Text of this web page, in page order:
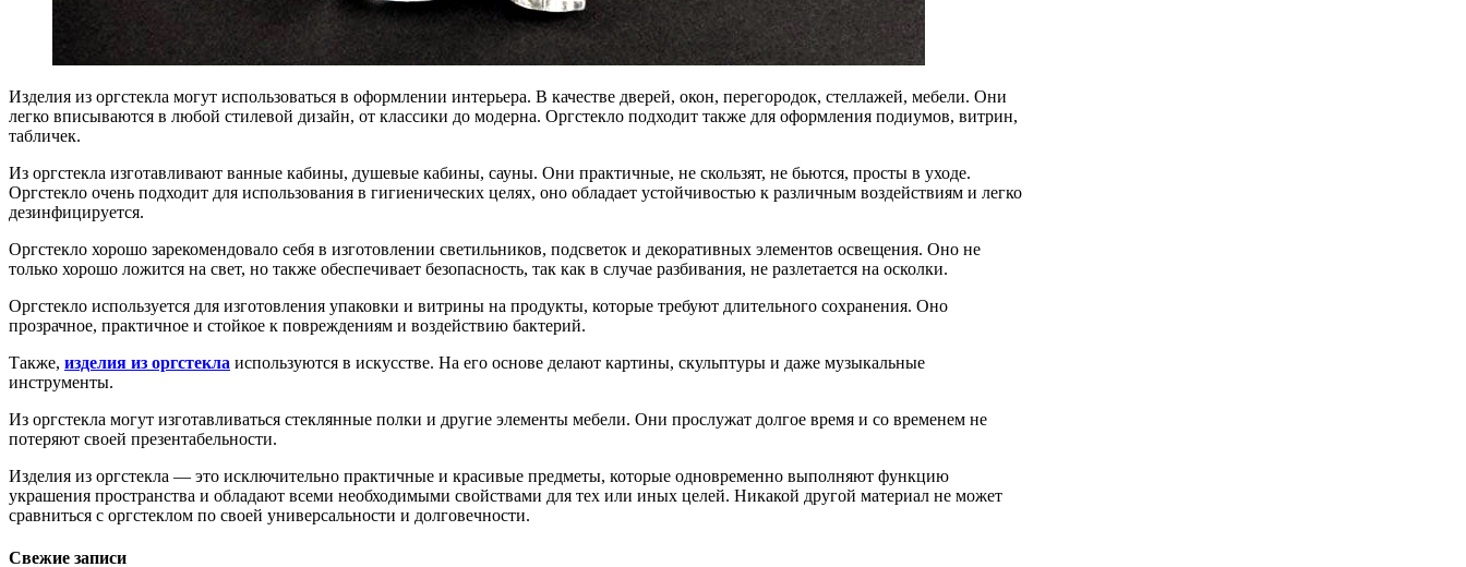
Изделия из оргстекла могут использоваться в оформлении интерьера. В качестве дверей, окон, перегородок, стеллажей, мебели. Они
легко вписываются в любой стилевой дизайн, от классики до модерна. Оргстекло подходит также для оформления подиумов, витрин,
табличек.
Из оргстекла изготавливают ванные кабины, душевые кабины, сауны. Они практичные, не скользят, не бьются, просты в уходе.
Оргстекло очень подходит для использования в гигиенических целях, оно обладает устойчивостью к различным воздействиям и легко
дезинфицируется.
Оргстекло хорошо зарекомендовало себя в изготовлении светильников, подсветок и декоративных элементов освещения. Оно не
только хорошо ложится на свет, но также обеспечивает безопасность, так как в случае разбивания, не разлетается на осколки.
Оргстекло используется для изготовления упаковки и витрины на продукты, которые требуют длительного сохранения. Оно
прозрачное, практичное и стойкое к повреждениям и воздействию бактерий.
Также, изделия из оргстекла используются в искусстве. На его основе делают картины, скульптуры и даже музыкальные
инструменты.
Из оргстекла могут изготавливаться стеклянные полки и другие элементы мебели. Они прослужат долгое время и со временем не
потеряют своей презентабельности.
Изделия из оргстекла — это исключительно практичные и красивые предметы, которые одновременно выполняют функцию
украшения пространства и обладают всеми необходимыми свойствами для тех или иных целей. Никакой другой материал не может
сравниться с оргстеклом по своей универсальности и долговечности.
Свежие записи